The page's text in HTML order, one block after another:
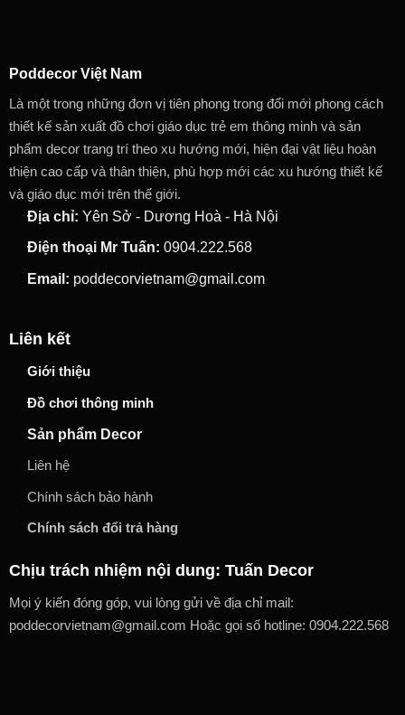
Poddecor Việt Nam
Là một trong những đơn vị tiên phong trong đổi mới phong cách
thiết kế sản xuất đồ chơi giáo dục trẻ em thông minh và sản
phẩm decor trang trí theo xu hướng mới, hiện đại vật liệu hoàn
thiện cao cấp và thân thiện, phù hợp mới các xu hướng thiết kế
và giáo dục mới trên thế giới.
Địa chỉ: Yên Sở - Dương Hoà - Hà Nội
Điện thoại Mr Tuấn: 0904.222.568
Email: poddecorvietnam@gmail.com
Liên kết
Giới thiệu
Đồ chơi thông minh
Sản phẩm Decor
Liên hệ
Chính sách bảo hành
Chính sách đổi trả hàng
Chịu trách nhiệm nội dung: Tuấn Decor
Mọi ý kiến đóng góp, vui lòng gửi về địa chỉ mail:
poddecorvietnam@gmail.com Hoặc gọi số hotline: 0904.222.568